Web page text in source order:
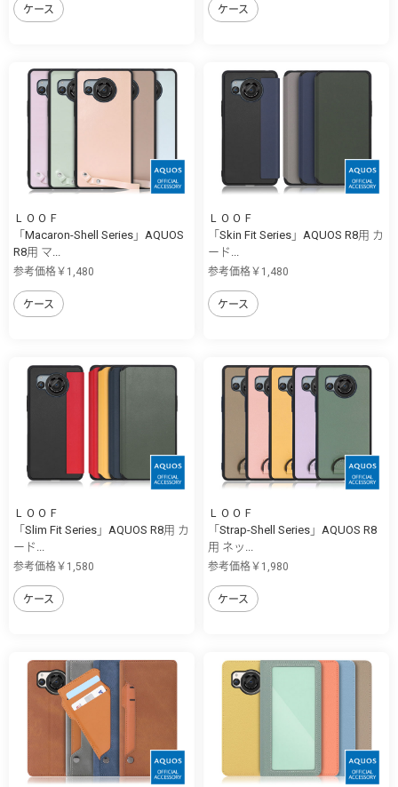
ケース ケース
ＬＯＯＦ
「Macaron-Shell Series」AQUOS
R8用 マ...
参考価格￥1,480
ケース
ＬＯＯＦ
「Skin Fit Series」AQUOS R8用 カ
ード...
参考価格￥1,480
ケース
ＬＯＯＦ
「Slim Fit Series」AQUOS R8用 カ
ード...
参考価格￥1,580
ケース
ＬＯＯＦ
「Strap-Shell Series」AQUOS R8
用 ネッ...
参考価格￥1,980
ケース